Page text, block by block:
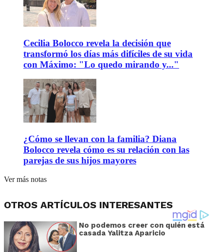
Cecilia Bolocco revela la decisión que
transformó los días más difíciles de su vida
con Máximo: "Lo quedo mirando y..."
¿Cómo se llevan con la familia? Diana
Bolocco revela cómo es su relación con las
parejas de sus hijos mayores
Ver más notas
OTROS ARTÍCULOS INTERESANTES
No podemos creer con quién está
casada Yalitza Aparicio